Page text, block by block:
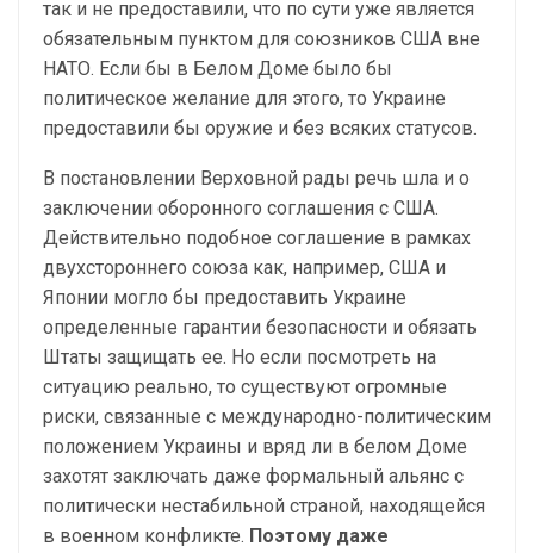
так и не предоставили, что по сути уже является
обязательным пунктом для союзников США вне
НАТО. Если бы в Белом Доме было бы
политическое желание для этого, то Украине
предоставили бы оружие и без всяких статусов.
В постановлении Верховной рады речь шла и о
заключении оборонного соглашения с США.
Действительно подобное соглашение в рамках
двухстороннего союза как, например, США и
Японии могло бы предоставить Украине
определенные гарантии безопасности и обязать
Штаты защищать ее. Но если посмотреть на
ситуацию реально, то существуют огромные
риски, связанные с международно-политическим
положением Украины и вряд ли в белом Доме
захотят заключать даже формальный альянс с
политически нестабильной страной, находящейся
в военном конфликте. Поэтому даже